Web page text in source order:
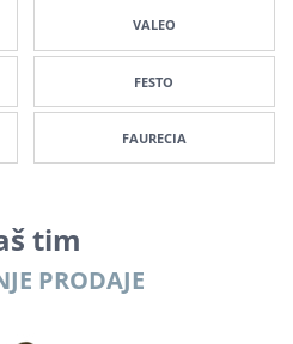
VALEO
FESTO
FAURECIA
tim
PRODAJE